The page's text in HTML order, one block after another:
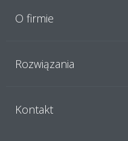
O firmie
Rozwiązania
Kontakt